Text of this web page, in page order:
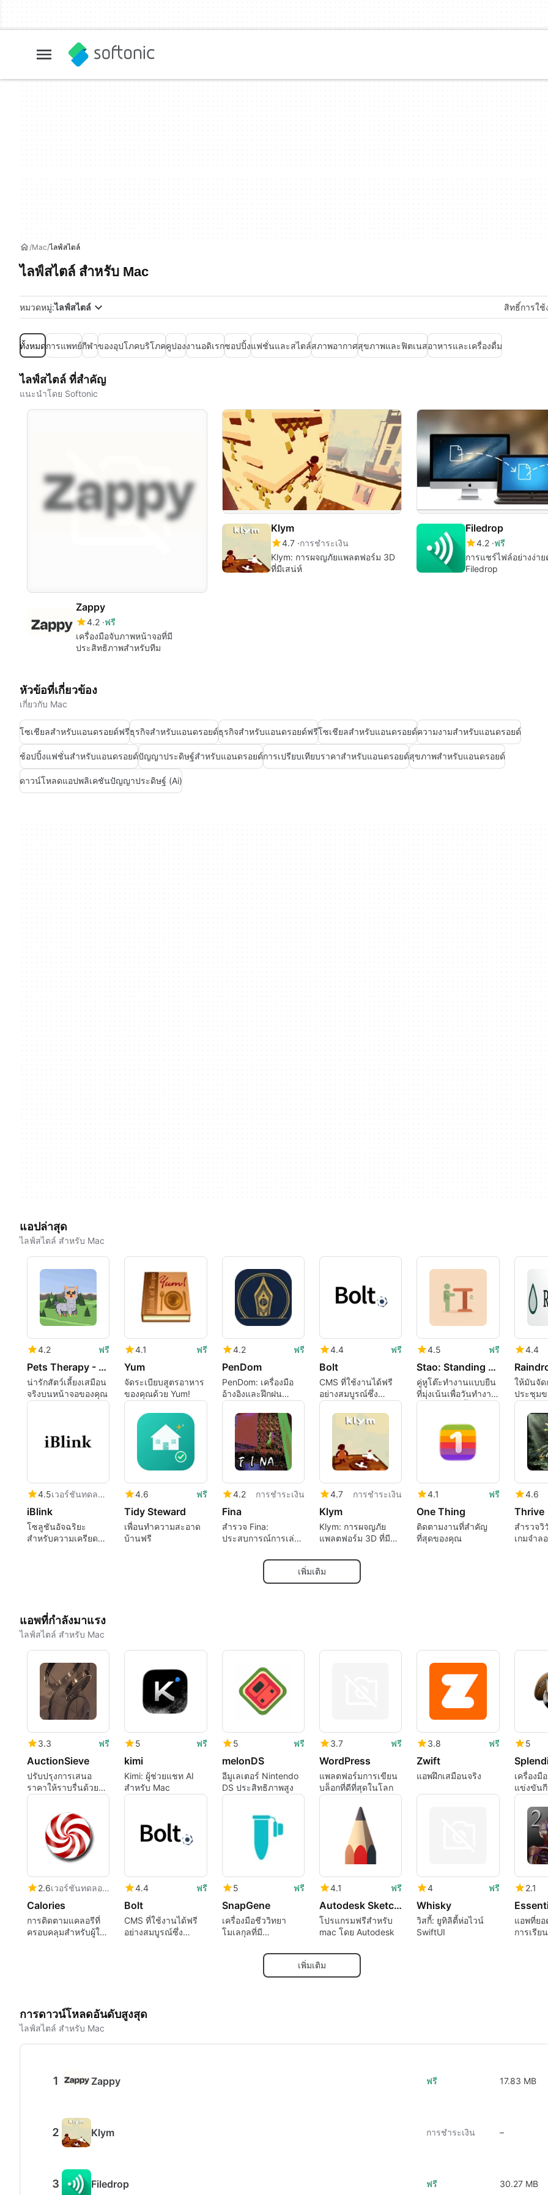
Mac ไลฟ์สไตล์
ไลฟ์สไตล์ สำหรับ Mac
หมวดหมู่:ไลฟ์สไตล์ สิทธิ์การใช้
ทั้งหมดการแพทย์กีฬาของอุปโภคบริโภคคูปองงานอดิเรกชอปปิ้งแฟชั่นและสไตล์สภาพอากาศสุขภาพและฟิตเนสอาหารและเครื่องดื่ม
ไลฟ์สไตล์ ที่สำคัญ
แนะนำโดย Softonic
Zappy
4.2 ฟรี
เครื่องมือจับภาพหน้าจอที่มี
ประสิทธิภาพสำหรับทีม
Klym
4.7 การชำระเงิน
Klym: การผจญภัยแพลตฟอร์ม 3D
ที่มีเสน่ห์
Filedrop
4.2 ฟรี
การแชร์ไฟล์อย่างง่าย
Filedrop
หัวข้อที่เกี่ยวข้อง
เกี่ยวกับ Mac
โซเชียลสำหรับแอนดรอยด์ฟรีธุรกิจสำหรับแอนดรอยด์ธุรกิจสำหรับแอนดรอยด์ฟรีโซเชียลสำหรับแอนดรอยด์ความงามสำหรับแอนดรอยด์
ช้อปปิ้งแฟชั่นสำหรับแอนดรอยด์ปัญญาประดิษฐ์สำหรับแอนดรอยด์การเปรียบเทียบราคาสำหรับแอนดรอยด์สุขภาพสำหรับแอนดรอยด์
ดาวน์โหลดแอปพลิเคชันปัญญาประดิษฐ์ (Ai)
แอปล่าสุด
ไลฟ์สไตล์ สำหรับ Mac
4.2 ฟรี
Pets Therapy - Desktop Pets
น่ารักสัตว์เลี้ยงเสมือน
จริงบนหน้าจอของคุณ
4.1 ฟรี
Yum
จัดระเบียบสูตรอาหาร
ของคุณด้วย Yum!
4.2 ฟรี
PenDom
PenDom: เครื่องมือ
อ้างอิงและฝึกฝน
สำหรับผู้ที่ชื่นชอบการ
หมุนปากกา
4.4 ฟรี
Bolt
CMS ที่ใช้งานได้ฟรี
อย่างสมบูรณ์ซึ่ง
ยืดหยุ่นและใช้งานได้
หลากหลาย
4.5 ฟรี
Stao: Standing Desk Reminder
คู่หูโต๊ะทำงานแบบยืน
ที่มุ่งเน้นเพื่อวันทำงาน
ที่มีสุขภาพดีขึ้น
4.4
ให้มันจัด
ประชุม
4.5 เวอร์ชันทดลองใช้
iBlink
โซลูชันอัจฉริยะ
สำหรับความเครียด
4.6 ฟรี
Tidy Steward
เพื่อนทำความสะอาด
บ้านฟรี
4.2 การชำระเงิน
Fina
สำรวจ Fina:
ประสบการณ์การเล่น
4.7 การชำระเงิน
Klym
Klym: การผจญภัย
แพลตฟอร์ม 3D ที่มี
4.1 ฟรี
One Thing
ติดตามงานที่สำคัญ
ที่สุดของคุณ
4.6
Thrive
สำรวจ
เกมจำล
เพิ่มเติม
แอพที่กำลังมาแรง
ไลฟ์สไตล์ สำหรับ Mac
3.3 ฟรี
AuctionSieve
ปรับปรุงการเสนอ
ราคาให้ราบรื่นด้วย
AuctionSieve
5 ฟรี
kimi
Kimi: ผู้ช่วยแชท AI
สำหรับ Mac
5 ฟรี
melonDS
อีมูเลเตอร์ Nintendo
DS ประสิทธิภาพสูง
3.7 ฟรี
WordPress
แพลตฟอร์มการเขียน
บล็อกที่ดีที่สุดในโลก
3.8 ฟรี
Zwift
แอพฝึกเสมือนจริง
5
เครื่องมื
แข่งขัน
ประสิทธิ
2.6 เวอร์ชันทดลองใช้
Calories
การติดตามแคลอรีที่
ครอบคลุมสำหรับผู้ใช้
4.4 ฟรี
Bolt
CMS ที่ใช้งานได้ฟรี
อย่างสมบูรณ์ซึ่ง
5 ฟรี
SnapGene
เครื่องมือชีววิทยา
โมเลกุลที่มี
4.1 ฟรี
Autodesk SketchBook
โปรแกรมฟรีสำหรับ
mac โดย Autodesk
4 ฟรี
Whisky
วิสกี้: ยูทิลิตี้ห่อไวน์
SwiftUI
2.1
แอพที่ยอ
การเรีย
เพิ่มเติม
การดาวน์โหลดอันดับสูงสุด
ไลฟ์สไตล์ สำหรับ Mac
Zappy ฟรี 17.83 MB
Klym การชำระเงิน –
Filedrop ฟรี 30.27 MB